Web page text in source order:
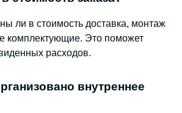
ли в стоимость доставка, монтаж
комплектующие. Это поможет
расходов.
внутреннее